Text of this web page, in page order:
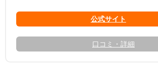
口コミ・詳細